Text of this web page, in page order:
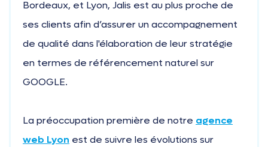
Bordeaux, et Lyon, Jalis est au plus proche de
ses clients afin d’assurer un accompagnement
de qualité dans l'élaboration de leur stratégie
en termes de référencement naturel sur
GOOGLE.
La préoccupation première de notre agence
web Lyon est de suivre les évolutions sur